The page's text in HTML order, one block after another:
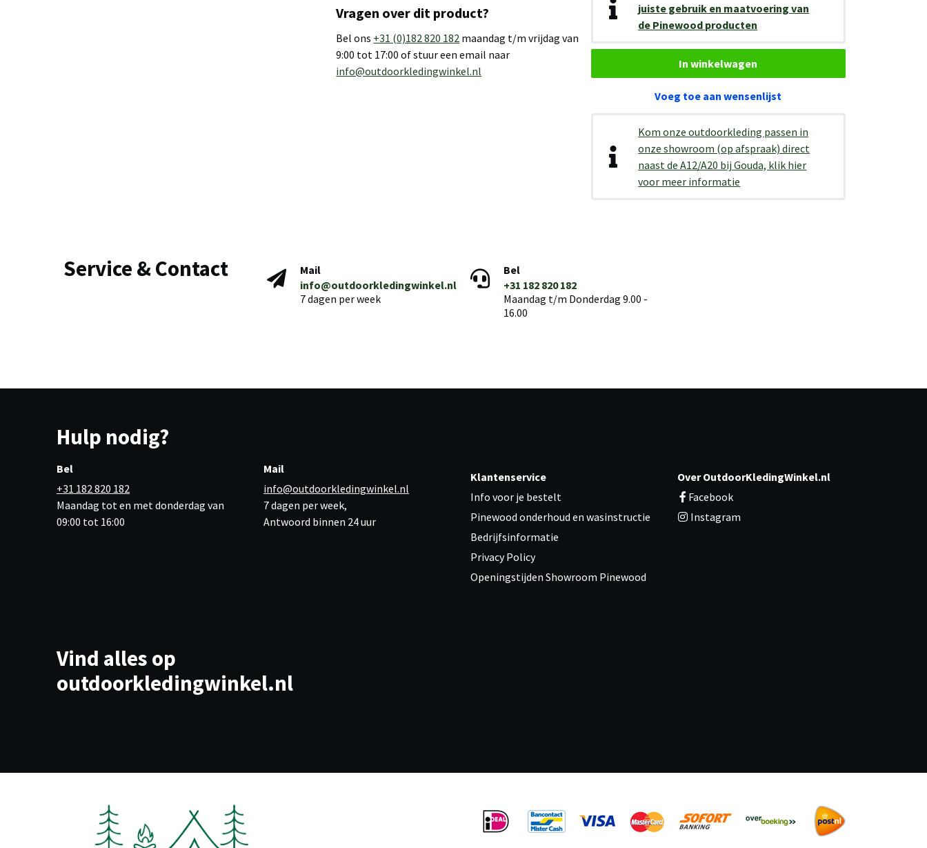
juiste gebruik en maatvoering van
de Pinewood producten
In winkelwagen
Voeg toe aan wensenlijst
Kom onze outdoorkleding passen in
onze showroom (op afspraak) direct
naast de A12/A20 bij Gouda, klik hier
voor meer informatie
Vragen over dit product?
Bel ons +31 (0)182 820 182 maandag t/m vrijdag van
9:00 tot 17:00 of stuur een email naar
info@outdoorkledingwinkel.nl
Service & Contact
Mail
info@outdoorkledingwinkel.nl
7 dagen per week
Bel
+31 182 820 182
Maandag t/m Donderdag 9.00 -
16.00
Hulp nodig?
Bel
+31 182 820 182
Maandag tot en met donderdag van
09:00 tot 16:00
Mail
info@outdoorkledingwinkel.nl
7 dagen per week,
Antwoord binnen 24 uur
Klantenservice
Info voor je bestelt
Pinewood onderhoud en wasinstructie
Bedrijfsinformatie
Privacy Policy
Openingstijden Showroom Pinewood
Over OutdoorKledingWinkel.nl
Facebook
Instagram
Vind alles op
outdoorkledingwinkel.nl